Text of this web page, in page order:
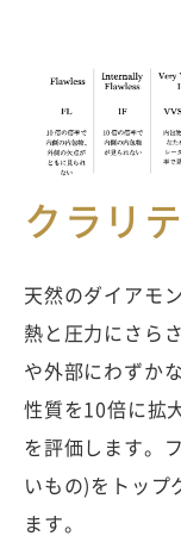
クラリ
天然のダイアモ
熱と圧力にさら
や外部にわずか
性質を10倍に拡
を評価します。
いもの)をトップ
ます。